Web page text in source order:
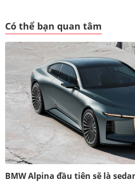
Có thể bạn quan tâm
BMW Alpina đầu tiên sẽ là